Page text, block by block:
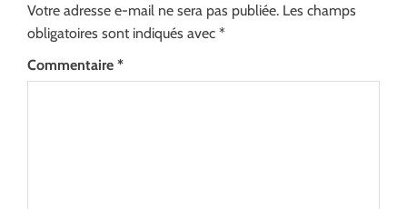
Votre adresse e-mail ne sera pas publiée. Les champs
obligatoires sont indiqués avec *
Commentaire *